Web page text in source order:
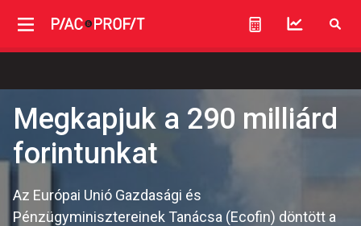
Megkapjuk a 290 milliárd
forintunkat
Az Európai Unió Gazdasági és
Pénzügyminisztereinek Tanácsa (Ecofin) döntött a